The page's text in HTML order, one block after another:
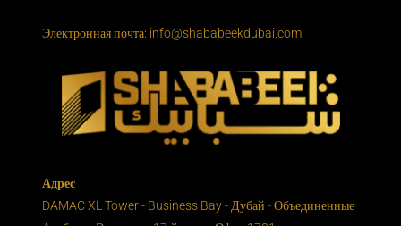
Электронная почта: info@shababeekdubai.com
Адрес
DAMAC XL Tower - Business Bay - Дубай - Объединенные